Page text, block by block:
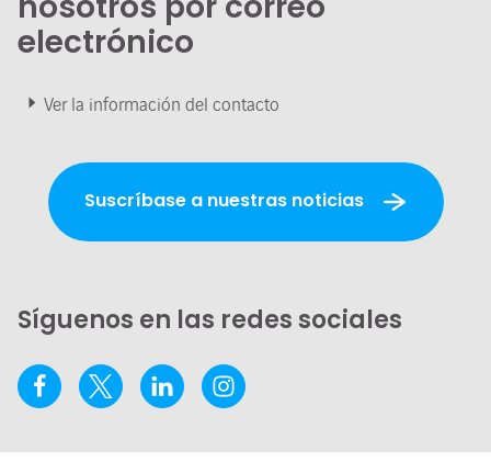
electrónico
Ver la información del contacto
Suscríbase a nuestras noticias
Síguenos en las redes sociales